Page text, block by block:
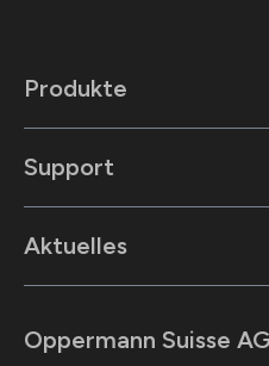
Oppermann Suisse AG
Produkte
Support
Aktuelles